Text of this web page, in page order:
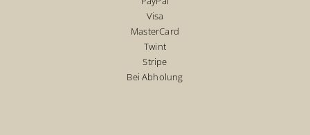
Visa
MasterCard
Twint
Stripe
Bei Abholung